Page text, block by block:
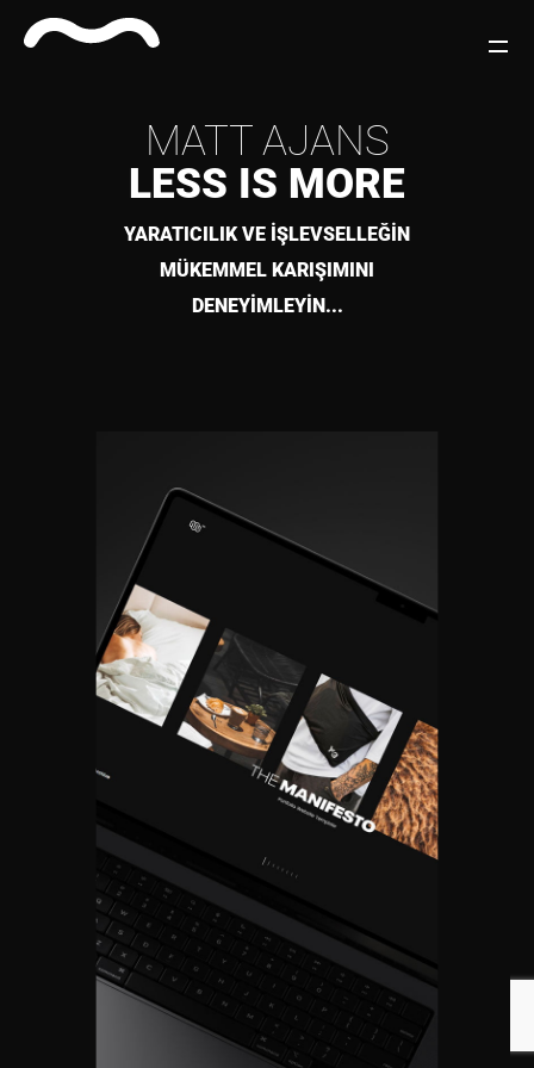
MATT AJANS
LESS IS MORE
YARATICILIK VE İŞLEVSELLEĞİN
MÜKEMMEL KARIŞIMINI
DENEYİMLEYİN...